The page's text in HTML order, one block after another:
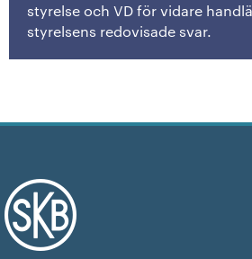
styrelse och VD för vidare
styrelsens redovisade svar.